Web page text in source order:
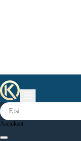
Asetukset